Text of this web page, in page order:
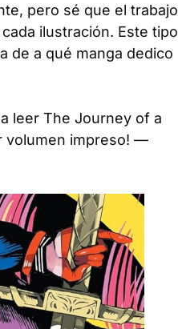
pero sé que el trabajo
ilustración. Este tipo
de a qué manga dedico
leer The Journey of a
volumen impreso! —